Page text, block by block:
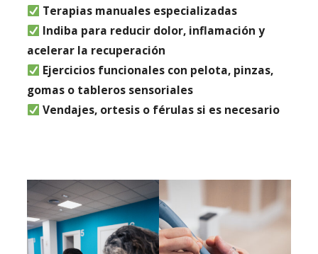
Terapias manuales especializadas
Indiba para reducir dolor, inflamación y
acelerar la recuperación
Ejercicios funcionales con pelota, pinzas,
gomas o tableros sensoriales
Vendajes, ortesis o férulas si es necesario